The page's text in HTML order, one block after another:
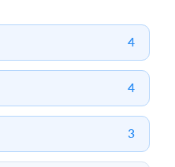
4
4
3